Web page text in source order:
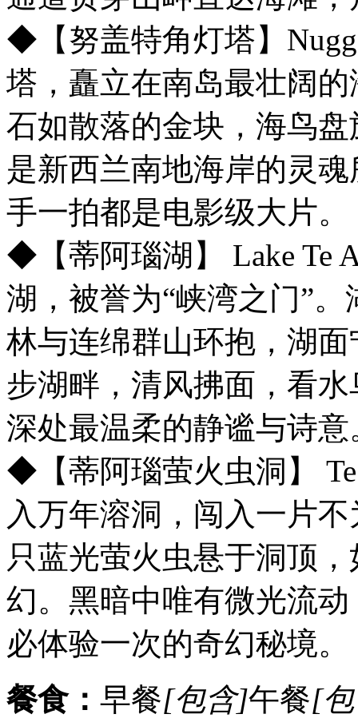
◆【努盖特角灯塔】
塔，矗立在南岛最壮阔
石如散落的金块，海鸟
是新西兰南地海岸的灵
手一拍都是电影级大片。
◆【蒂阿瑙湖】 Lake Te
湖，被誉为“峡湾之门”
林与连绵群山环抱，湖
步湖畔，清风拂面，看
深处最温柔的静谧与诗意
◆【蒂阿瑙萤火虫洞】 Te
入万年溶洞，闯入一片
只蓝光萤火虫悬于洞顶
幻。黑暗中唯有微光流
必体验一次的奇幻秘境。
餐食： 早餐[包含]午餐[